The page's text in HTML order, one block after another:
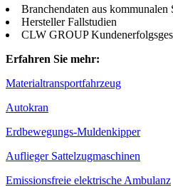
Branchendaten aus kommunalen
Hersteller Fallstudien
CLW GROUP
Erfahren Sie mehr:
Materialtransportfahrzeug
Autokran
Erdbewegungs-Muldenkipper
Auflieger Sattelzugmaschinen
Emissionsfreie elektrische Ambulanz